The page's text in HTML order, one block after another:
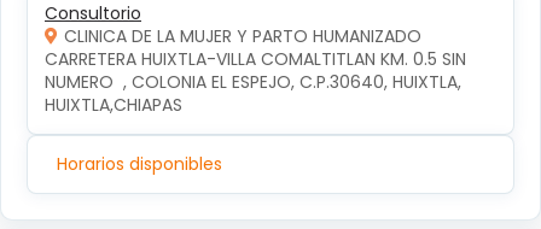
Consultorio
CLINICA DE LA MUJER Y PARTO HUMANIZADO
CARRETERA HUIXTLA-VILLA COMALTITLAN KM. 0.5 SIN
NUMERO  , COLONIA EL ESPEJO, C.P.30640, HUIXTLA,
HUIXTLA,CHIAPAS
Horarios disponibles